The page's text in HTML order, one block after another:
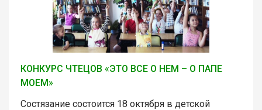
КОНКУРС ЧТЕЦОВ «ЭТО ВСЕ О НЕМ – О ПАПЕ
МОЕМ»
Состязание состоится 18 октября в детской